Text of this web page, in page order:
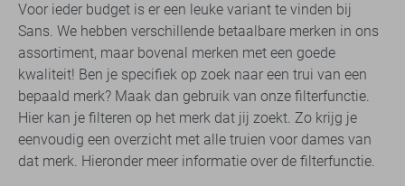
Voor ieder budget is er een leuke variant te vinden bij
Sans. We hebben verschillende betaalbare merken in ons
assortiment, maar bovenal merken met een goede
kwaliteit! Ben je specifiek op zoek naar een trui van een
bepaald merk? Maak dan gebruik van onze filterfunctie.
Hier kan je filteren op het merk dat jij zoekt. Zo krijg je
eenvoudig een overzicht met alle truien voor dames van
dat merk. Hieronder meer informatie over de filterfunctie.